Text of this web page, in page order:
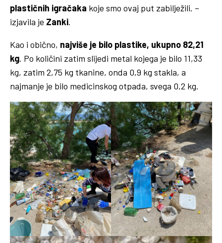
plastičnih igračaka koje smo ovaj put zabilježili. –
izjavila je Zanki.
Kao i obično, najviše je bilo plastike, ukupno 82,21
kg. Po količini zatim slijedi metal kojega je bilo 11,33
kg, zatim 2,75 kg tkanine, onda 0,9 kg stakla, a
najmanje je bilo medicinskog otpada, svega 0,2 kg.